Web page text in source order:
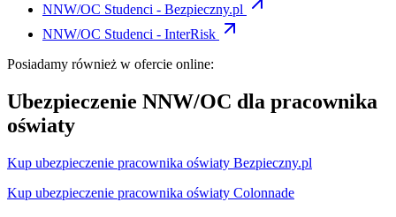
NNW/OC Studenci - Bezpieczny.pl
NNW/OC Studenci - InterRisk
Posiadamy również w ofercie online:
Ubezpieczenie NNW/OC dla pracownika
oświaty
Kup ubezpieczenie pracownika oświaty Bezpieczny.pl
Kup ubezpieczenie pracownika oświaty Colonnade